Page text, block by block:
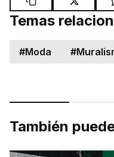
Temas
#Moda #
También